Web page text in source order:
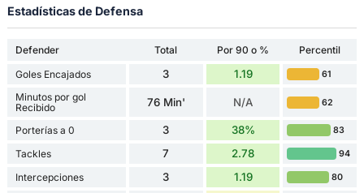
Estadísticas de Defensa
Defender Total Por 90 o %
Percentil
Goles Encajados
3 1.19 61
Minutos por gol
Recibido
76 Min' N/A 62
Porterías a 0 3 38% 83
Tackles 7 2.78 94
Intercepciones 3 1.19 80